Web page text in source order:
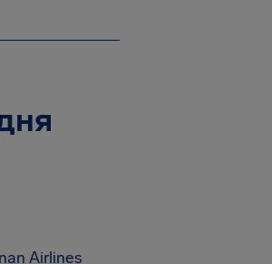
Airlines